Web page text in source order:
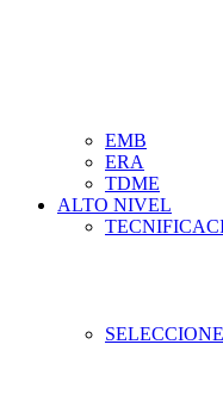
EMB
ERA
TDME
ALTO NIVEL